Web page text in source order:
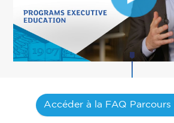
Accéder à la FAQ